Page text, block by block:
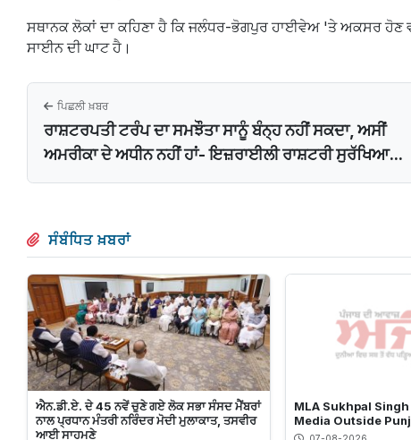
ਸਥਾਨਕ ਲੋਕਾਂ ਦਾ ਕਹਿਣਾ ਹੈ ਕਿ ਜਲੰਧਰ-ਭੋਗਪੁਰ ਹਾਈਵੇਅ 'ਤੇ ਅਕਸਰ ਹੋਣ
ਸਾਈਨ ਦੀ ਘਾਟ ਹੈ।
ਪਿਛਲੀ ਖ਼ਬਰ
ਰਾਸ਼ਟਰਪਤੀ ਟਰੰਪ ਦਾ ਸਮਝੌਤਾ ਸਾਨੂੰ ਬੰਨ੍ਹ ਨਹੀਂ ਸਕਦਾ, ਅਸੀਂ
ਅਮਰੀਕਾ ਦੇ ਅਧੀਨ ਨਹੀਂ ਹਾਂ- ਇਜ਼ਰਾਈਲੀ ਰਾਸ਼ਟਰੀ ਸੁਰੱਖਿਆ...
ਸੰਬੰਧਿਤ ਖ਼ਬਰਾਂ
ਐਨ.ਡੀ.ਏ. ਦੇ 45 ਨਵੇਂ ਚੁਣੇ ਗਏ ਲੋਕ ਸਭਾ ਸੰਸਦ ਮੈਂਬਰਾਂ
ਨਾਲ ਪ੍ਰਧਾਨ ਮੰਤਰੀ ਨਰਿੰਦਰ ਮੋਦੀ ਮੁਲਾਕਾਤ, ਤਸਵੀਰ
ਆਈ ਸਾਹਮਣੇ
MLA Sukhpal
Media Outside